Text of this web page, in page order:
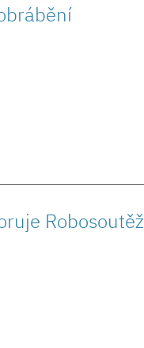
Robosoutěž